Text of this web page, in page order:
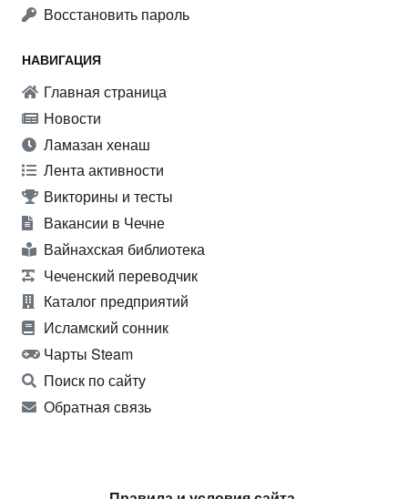
Восстановить пароль
НАВИГАЦИЯ
Главная страница
Новости
Ламазан хенаш
Лента активности
Викторины и тесты
Вакансии в Чечне
Вайнахская библиотека
Чеченский переводчик
Каталог предприятий
Исламский сонник
Чарты Steam
Поиск по сайту
Обратная связь